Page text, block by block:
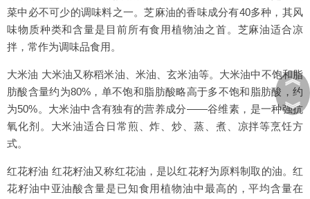
菜中必不可少的调味料之一。芝麻油的香味成分有40多种，其风
味物质种类和含量是目前所有食用植物油之首。芝麻油适合凉
拌，常作为调味品食用。
大米油 大米油又称稻米油、米油、玄米油等。大米油中不饱和脂
肪酸含量约为80%，单不饱和脂肪酸略高于多不饱和脂肪酸，约
为50%。大米油中含有独有的营养成分——谷维素，是一种强抗
氧化剂。大米油适合日常煎、炸、炒、蒸、煮、凉拌等烹饪方
式。
红花籽油 红花籽油又称红花油，是以红花籽为原料制取的油。红
花籽油中亚油酸含量是已知食用植物油中最高的，平均含量在
︽
︾